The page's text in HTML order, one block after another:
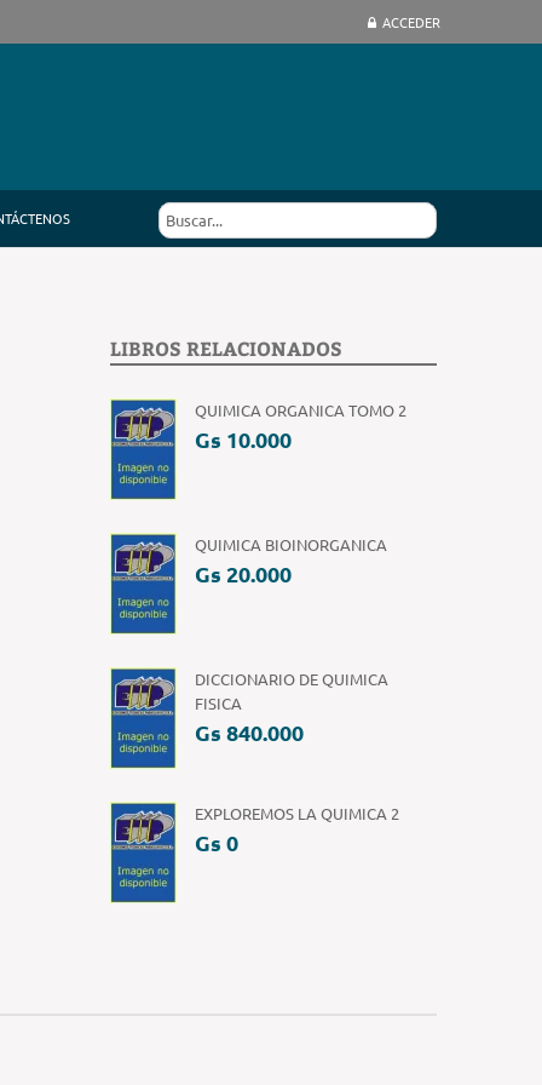
ACCEDER
LIBROS RELACIONADOS
QUIMICA ORGANICA TOMO 2
Gs 10.000
QUIMICA BIOINORGANICA
Gs 20.000
DICCIONARIO DE QUIMICA
FISICA
Gs 840.000
EXPLOREMOS LA QUIMICA 2
Gs 0